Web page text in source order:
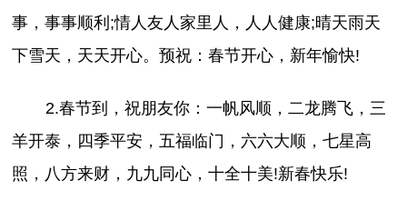
事，事事顺利;情人友人家里人，人人健康;晴天雨天
下雪天，天天开心。预祝：春节开心，新年愉快!
2.春节到，祝朋友你：一帆风顺，二龙腾飞，三
羊开泰，四季平安，五福临门，六六大顺，七星高
照，八方来财，九九同心，十全十美!新春快乐!